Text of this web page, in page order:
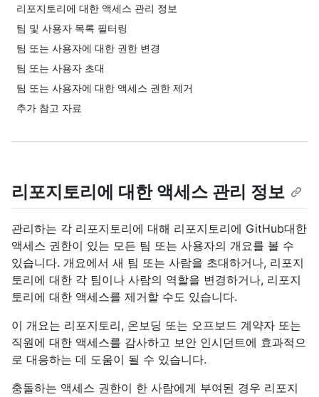
리포지토리에 대한 액세스 관리 정보
팀 및 사용자 목록 필터링
팀 또는 사용자에 대한 권한 변경
팀 또는 사용자 초대
팀 또는 사용자에 대한 액세스 권한 제거
추가 참고 자료
리포지토리에 대한 액세스 관리 정보
관리하는 각 리포지토리에 대해 리포지토리에 GitHub대한
액세스 권한이 있는 모든 팀 또는 사용자의 개요를 볼 수
있습니다. 개요에서 새 팀 또는 사람을 초대하거나, 리포지
토리에 대한 각 팀이나 사람의 역할을 변경하거나, 리포지
토리에 대한 액세스를 제거할 수도 있습니다.
이 개요는 리포지토리, 온보딩 또는 오프보드 계약자 또는
직원에 대한 액세스를 감사하고 보안 인시던트에 효과적으
로 대응하는 데 도움이 될 수 있습니다.
충돌하는 액세스 권한이 한 사람에게 부여된 경우 리포지